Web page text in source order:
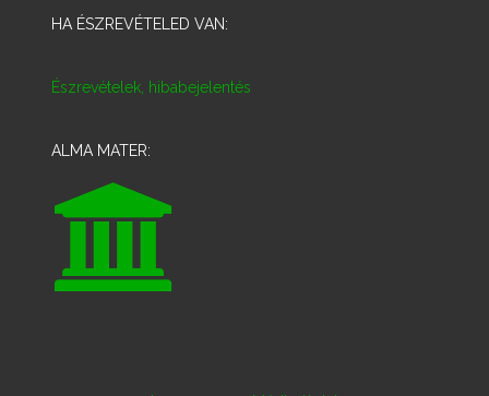
HA ÉSZREVÉTELED VAN:
Észrevételek, hibabejelentés
ALMA MATER: